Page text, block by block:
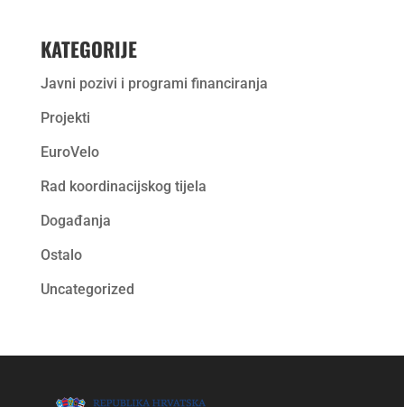
KATEGORIJE
Javni pozivi i programi financiranja
Projekti
EuroVelo
Rad koordinacijskog tijela
Događanja
Ostalo
Uncategorized